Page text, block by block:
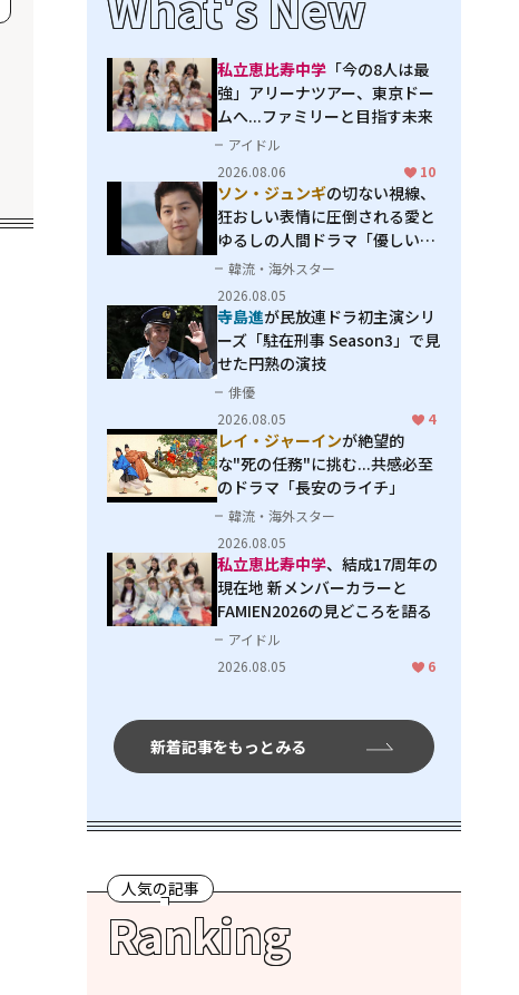
私立恵比寿中学 「今の8人は最
強」アリーナツアー、東京ドー
ムへ...ファミリーと目指す未来
アイドル
2026.08.06
10
ソン・ジュンギの切ない視線、
狂おしい表情に圧倒される――愛と
ゆるしの人間ドラマ「優しい
男」
韓流・海外スター
2026.08.05
寺島進が民放連ドラ初主演シリ
ーズ「駐在刑事 Season3」で見
せた円熟の演技
俳優
2026.08.05
4
レイ・ジャーインが絶望的
な"死の任務"に挑む...共感必至
のドラマ「長安のライチ」
韓流・海外スター
2026.08.05
私立恵比寿中学、結成17周年の
現在地 新メンバーカラーと
FAMIEN2026の見どころを語る
アイドル
2026.08.05
6
新着記事をもっとみる
人気の記事
Ranking